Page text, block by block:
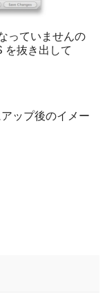
っていませんの
を抜き出して
ップ後のイメー